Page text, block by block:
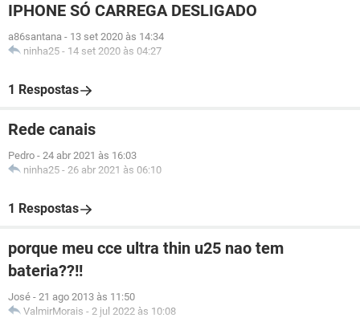
IPHONE SÓ CARREGA DESLIGADO
a86santana - 13 set 2020 às 14:34
ninha25 - 14 set 2020 às 04:27
1 Respostas
Rede canais
Pedro - 24 abr 2021 às 16:03
ninha25 - 26 abr 2021 às 06:10
1 Respostas
porque meu cce ultra thin u25 nao tem
bateria??!!
José - 21 ago 2013 às 11:50
ValmirMorais - 2 jul 2022 às 10:08